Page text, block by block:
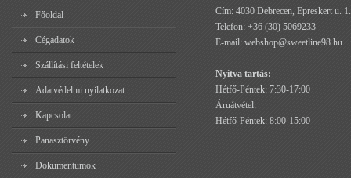
Főoldal
Cégadatok
Szállítási feltételek
Adatvédelmi nyilatkozat
Kapcsolat
Panasztörvény
Dokumentumok
Cím: 4030 Debrecen, Epreskert u. 1.
Telefon: +36 (30) 5069233
E-mail: webshop@sweetline98.hu
Nyitva tartás:
Hétfő-Péntek: 7:30-17:00
Áruátvétel:
Hétfő-Péntek: 8:00-15:00